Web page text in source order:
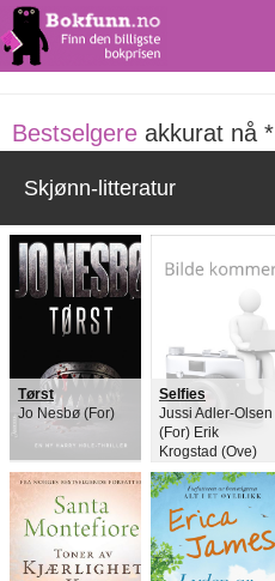
Bestselgere akkurat nå *
Skjønn-litteratur
Tørst
Jo Nesbø (For)
Selfies
Jussi Adler-Olsen
(For) Erik
Krogstad (Ove)